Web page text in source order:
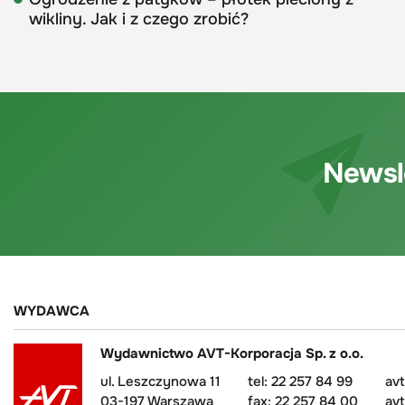
wikliny. Jak i z czego zrobić?
WYDAWCA
Wydawnictwo AVT-Korporacja Sp. z o.o.
ul. Leszczynowa 11
03-197 Warszawa
tel: 22 257 84 99
fax: 22 257 84 00